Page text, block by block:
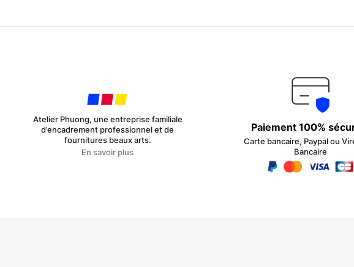
Atelier Phuong, une entreprise familiale
d’encadrement professionnel et de
fournitures beaux arts.
En savoir plus
Paiement 100%
Carte bancaire, Paypal ou
Bancaire